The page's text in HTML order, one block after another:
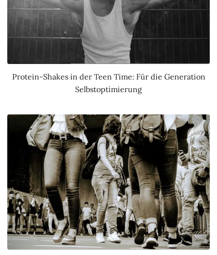
Protein-Shakes in der Teen Time: Für die Generation
Selbstoptimierung